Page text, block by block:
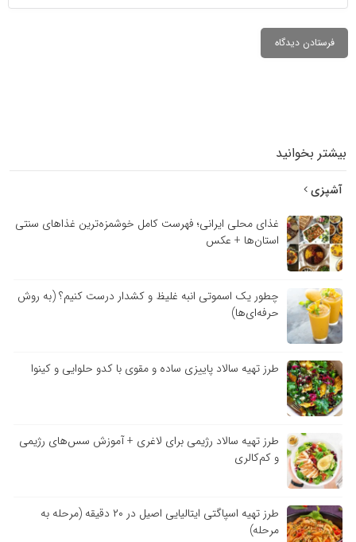
بیشتر بخوانید
آشپزی
غذای محلی ایرانی؛ فهرست کامل خوشمزه‌ترین غذاهای سنتی
استان‌ها + عکس
چطور یک اسموتی انبه غلیظ و کشدار درست کنیم؟ (به روش
حرفه‌ای‌ها)
طرز تهیه سالاد پاییزی ساده و مقوی با کدو حلوایی و کینوا
طرز تهیه سالاد رژیمی برای لاغری + آموزش سس‌های رژیمی
و کم‌کالری
طرز تهیه اسپاگتی ایتالیایی اصیل در ۲۰ دقیقه (مرحله به
مرحله)